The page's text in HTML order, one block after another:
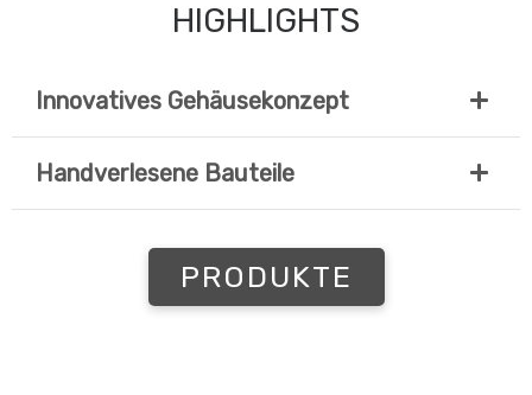
HIGHLIGHTS
Innovatives Gehäusekonzept
Handverlesene Bauteile
PRODUKTE